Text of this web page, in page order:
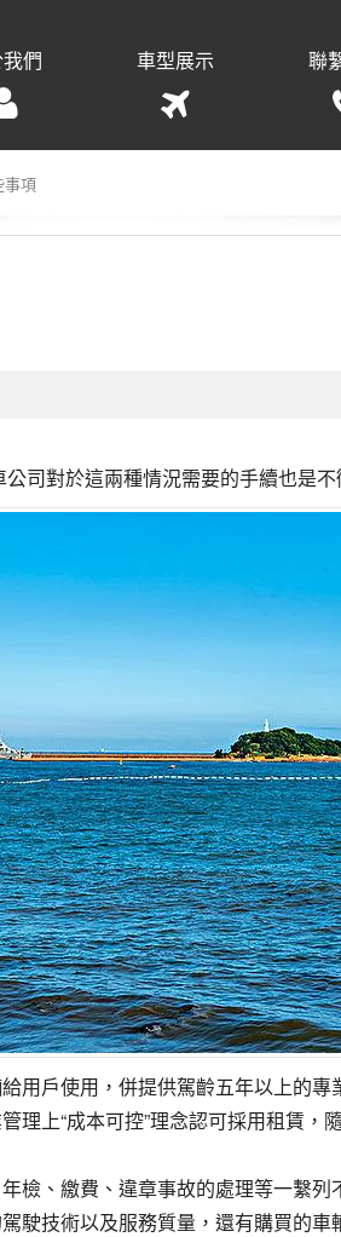
們 車型展示 聯
事項
司對於這兩種情況需要的手續也是不
用戶使用，併提供駕齡五年以上的專
上“成本可控”理念認可採用租賃
檢、繳費、違章事故的處理等一繫
駛技術以及服務質量，還有購買的